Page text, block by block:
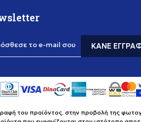
το e-mail σου ΚΆΝΕ
του προϊόντος, στην προβολή της